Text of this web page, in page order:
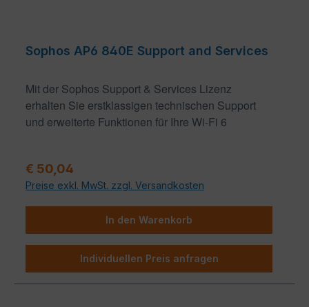
Sophos AP6 840E Support and Services
Mit der Sophos Support & Services Lizenz
erhalten Sie erstklassigen technischen Support
und erweiterte Funktionen für Ihre Wi-Fi 6
Zentralisiertes Management mit
Die Sophos Support & Services Lizenz ermöglicht
Ihnen das zentralisierte Management Ihrer Access
Points über die leistungsstarke Sophos Central
Plattform. Behalten Sie die volle Kontrolle über Ihr
Netzwerk und verwalten Sie Ihre Geräte effizient.
Regulärer Preis:
€ 50,04
Preise exkl. MwSt. zzgl. Versandkosten
In den Warenkorb
Individuellen Preis anfragen